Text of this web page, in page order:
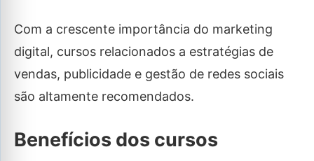
Com a crescente importância do marketing
digital, cursos relacionados a estratégias de
vendas, publicidade e gestão de redes sociais
são altamente recomendados.
Benefícios dos cursos